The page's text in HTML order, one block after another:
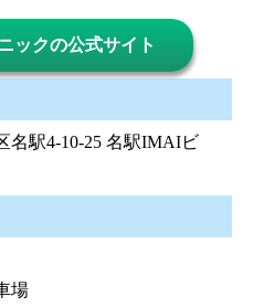
ックの公式サイト
名駅4-10-25 名駅IMAIビ
場